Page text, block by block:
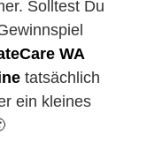
Solltest Du
WA
tatsächlich
ein kleines